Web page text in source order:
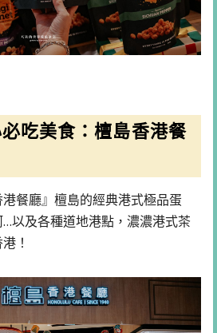
吃美食：檀島香港餐
餐廳』檀島的經典港式極品蛋
以及各種道地港點，濃濃港式茶
！